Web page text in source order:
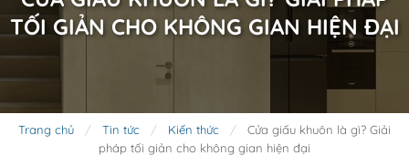
TỐI GIẢN CHO KHÔNG GIAN HIỆN ĐẠI
Trang chủ / Tin tức / Kiến thức /
Cửa giấu khuôn là gì? Giải
pháp tối giản cho không gian hiện đại